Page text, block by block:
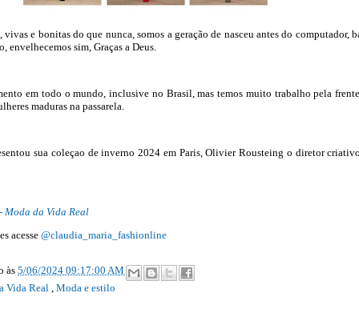
vivas e bonitas do que nunca, somos a geração de nasceu antes do computador,
envelhecemos sim, Graças a Deus.
em todo o mundo, inclusive no Brasil, mas temos muito trabalho pela
maduras na passarela.
sua coleçao de inverno 2024 em Paris, Olivier Rousteing o diretor
da Vida Real
acesse @claudia_maria_fashionline
às 5/06/2024 09:17:00 AM
Vida Real , Moda e estilo